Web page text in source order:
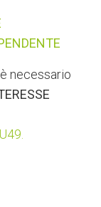
necessario